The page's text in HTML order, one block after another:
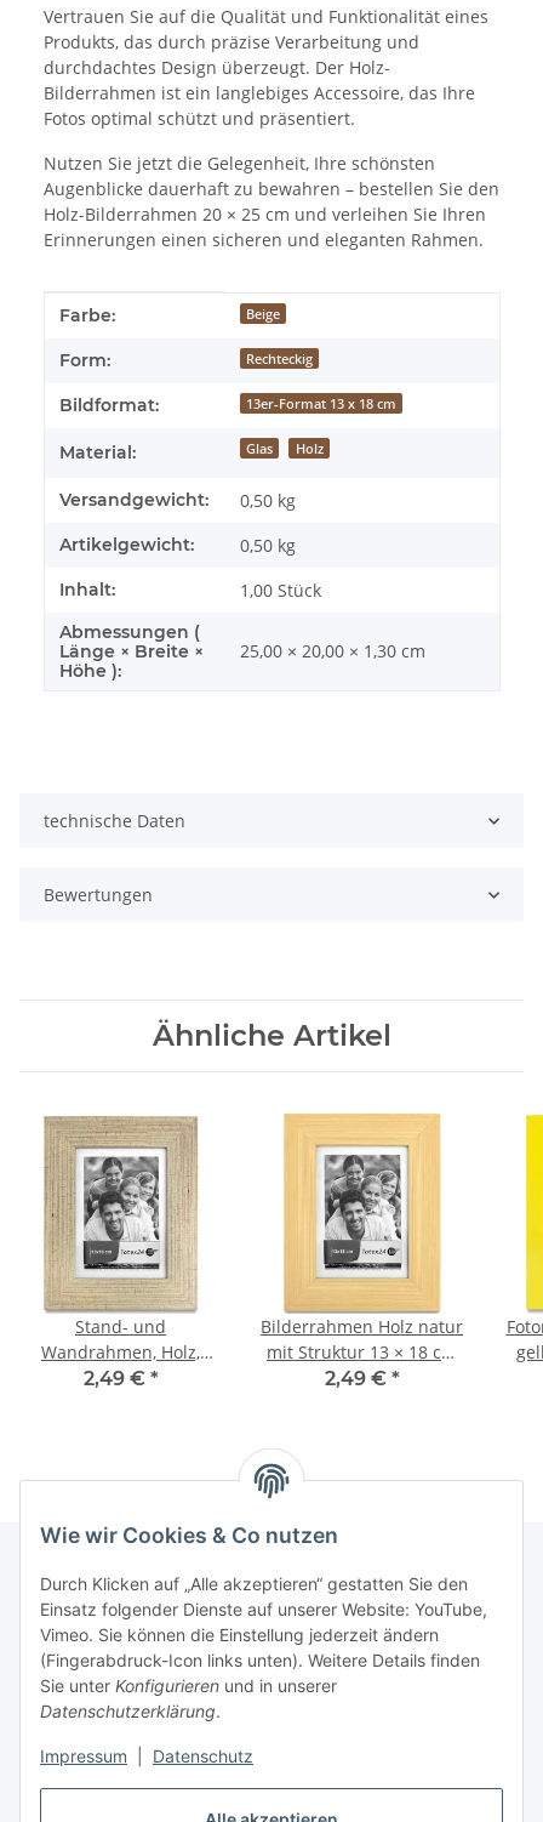
Wie wir Cookies & Co nutzen
Durch Klicken auf „Alle akzeptieren“ gestatten Sie den
Einsatz folgender Dienste auf unserer Website: YouTube,
Vimeo. Sie können die Einstellung jederzeit ändern
(Fingerabdruck-Icon links unten). Weitere Details finden
Sie unter Konfigurieren und in unserer
Datenschutzerklärung.
Impressum Datenschutz
Vertrauen Sie auf die Qualität und Funktionalität eines
Produkts, das durch präzise Verarbeitung und
durchdachtes Design überzeugt. Der Holz-
Bilderrahmen ist ein langlebiges Accessoire, das Ihre
Fotos optimal schützt und präsentiert.
Nutzen Sie jetzt die Gelegenheit, Ihre schönsten
Augenblicke dauerhaft zu bewahren – bestellen Sie den
Holz-Bilderrahmen 20 × 25 cm und verleihen Sie Ihren
Erinnerungen einen sicheren und eleganten Rahmen.
Produkteigenschaft
Wert
Farbe: Beige
Form: Rechteckig
Bildformat: 13er-Format 13 x 18 cm
Material: Glas Holz
Versandgewicht: 0,50 kg
Artikelgewicht: 0,50 kg
Inhalt: 1,00 Stück
Abmessungen (
Länge × Breite ×
Höhe ):
25,00 × 20,00 × 1,30 cm
technische Daten
Bewertungen
Ähnliche Artikel
Stand- und
Wandrahmen, Holz,
Glasscheibe, 13 × 18 cm,
2,49 € *
Bilderrahmen Holz natur
mit Struktur 13 × 18 cm
Wandrahmen
2,49 € *
Informationen
Gesetzliche Informationen